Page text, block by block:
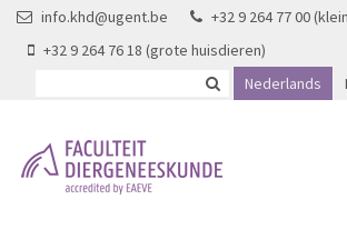
Overslaan en naar de inhoud gaan
info.khd@ugent.be
+32 9 264 77 00
+32 9 264 76 18 (grote huisdieren)
Nederlands